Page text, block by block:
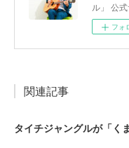
ル」 公
フォ
関連記事
タイチジャングルが「く